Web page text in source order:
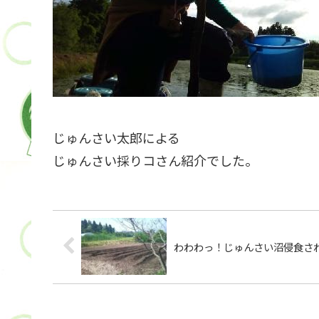
じゅんさい太郎による
じゅんさい採りコさん紹介でした。
わわわっ！じゅんさい沼侵食さ